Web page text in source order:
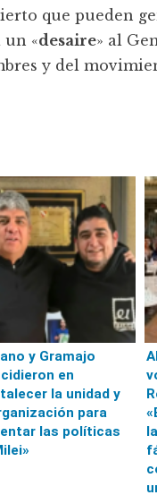
que pueden
un «desaire» al
y del
y Gramajo
en
la unidad y
para
las políticas